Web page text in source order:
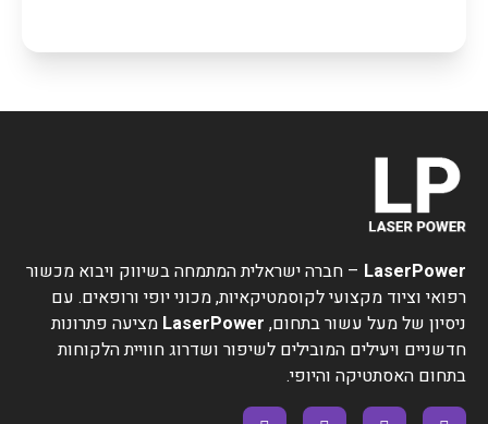
צלוליט
LaserPower – חברה ישראלית המתמחה בשיווק ויבוא מכשור
רפואי וציוד מקצועי לקוסמטיקאיות, מכוני יופי ורופאים. עם
ניסיון של מעל עשור בתחום, LaserPower מציעה פתרונות
חדשניים ויעילים המובילים לשיפור ושדרוג חוויית הלקוחות
בתחום האסתטיקה והיופי.